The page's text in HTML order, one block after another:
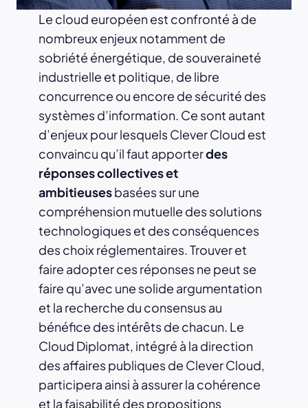
Le cloud européen est confronté à de
nombreux enjeux notamment de
sobriété énergétique, de souveraineté
industrielle et politique, de libre
concurrence ou encore de sécurité des
systèmes d’information. Ce sont autant
d’enjeux pour lesquels Clever Cloud est
convaincu qu’il faut apporterdes
réponses collectives et
ambitieusesbasées sur une
compréhension mutuelle des solutions
technologiques et des conséquences
des choix réglementaires. Trouver et
faire adopter ces réponses ne peut se
faire qu’avec une solide argumentation
et la recherche du consensus au
bénéfice des intérêts de chacun. Le
Cloud Diplomat, intégré à la direction
des affaires publiques de Clever Cloud,
participera ainsi à assurer la cohérence
et la faisabilité des propositions